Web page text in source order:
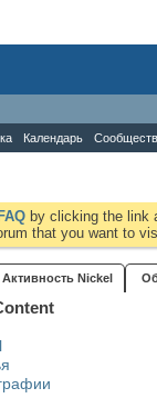
Календарь
FAQ by clicking the link
that you want to
Активность Nickel